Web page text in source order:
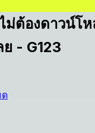
ม่ต้องดาวน์โ
ย - G123
ด